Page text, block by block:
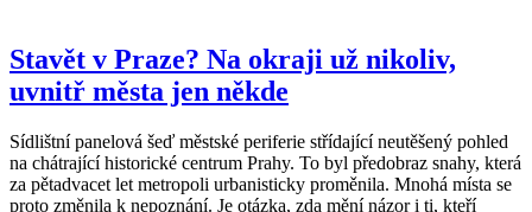
Stavět v Praze? Na okraji už nikoliv,
uvnitř města jen někde
Sídlištní panelová šeď městské periferie střídající neutěšený pohled
na chátrající historické centrum Prahy. To byl předobraz snahy, která
za pětadvacet let metropoli urbanisticky proměnila. Mnohá místa se
proto změnila k nepoznání. Je otázka, zda mění názor i ti, kteří